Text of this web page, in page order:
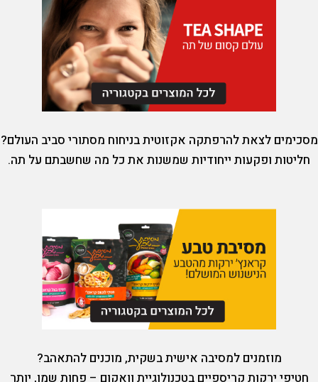
לצאת להרפתקה אקזוטית בניחוח מסתורי סביב העולם?
חליטות ופקעות ייחודיות שמשנות את כל מה שחשבתם על תה.
מוזמנים למסיבה אישית בשקית, מוכנים להתאהב?
חטיפי ירקות קריספיים בטכנולוגיית וואקום – פחות שמן, יותר